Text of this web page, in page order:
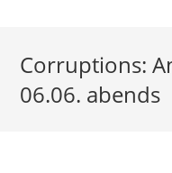
Corruptions:
06.06. abends